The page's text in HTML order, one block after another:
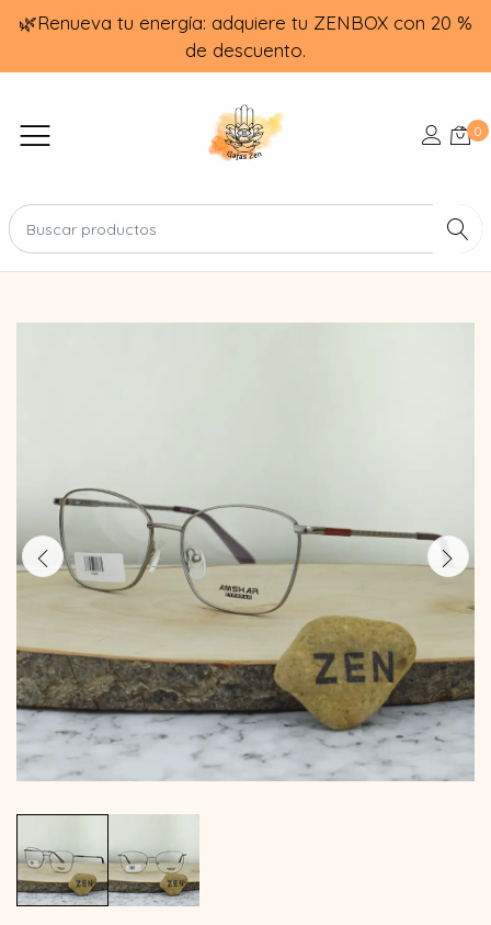
🌿Renueva tu energía: adquiere tu ZENBOX con 20 %
de descuento.
0